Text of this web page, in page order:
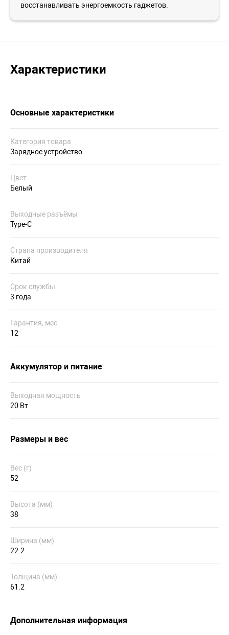
восстанавливать энергоемкость гаджетов.
Характеристики
Основные характеристики
Категория товара
Зарядное устройство
Цвет
Белый
Выходные разъёмы
Type-C
Страна производителя
Китай
Срок службы
3 года
Гарантия, мес.
12
Аккумулятор и питание
Выходная мощность
20 Вт
Размеры и вес
Вес (г)
52
Высота (мм)
38
Ширина (мм)
22.2
Толщина (мм)
61.2
Дополнительная информация